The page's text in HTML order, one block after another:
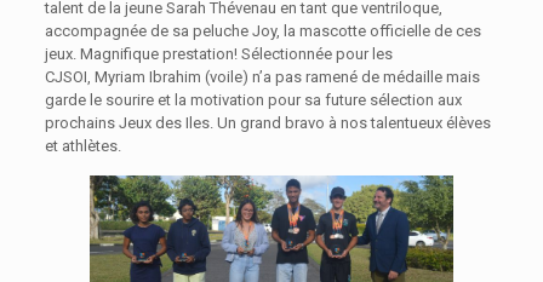
talent de la jeune Sarah Thévenau en tant que ventriloque,
accompagnée de sa peluche Joy, la mascotte officielle de ces
jeux. Magnifique prestation! Sélectionnée pour les
CJSOI, Myriam Ibrahim (voile) n’a pas ramené de médaille mais
garde le sourire et la motivation pour sa future sélection aux
prochains Jeux des Iles. Un grand bravo à nos talentueux élèves
et athlètes.